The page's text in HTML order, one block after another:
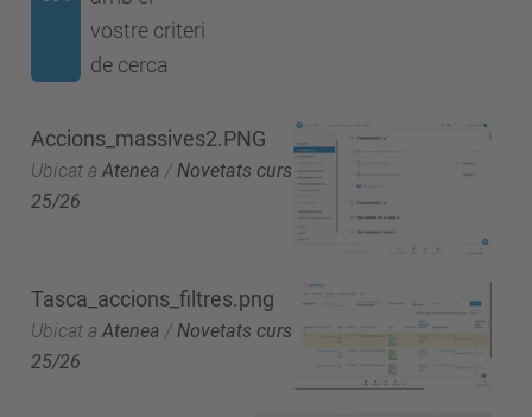
vostre criteri
de cerca
Accions_massives2.PNG
Ubicat a Atenea / Novetats curs
25/26
Tasca_accions_filtres.png
Ubicat a Atenea /Novetats curs
25/26